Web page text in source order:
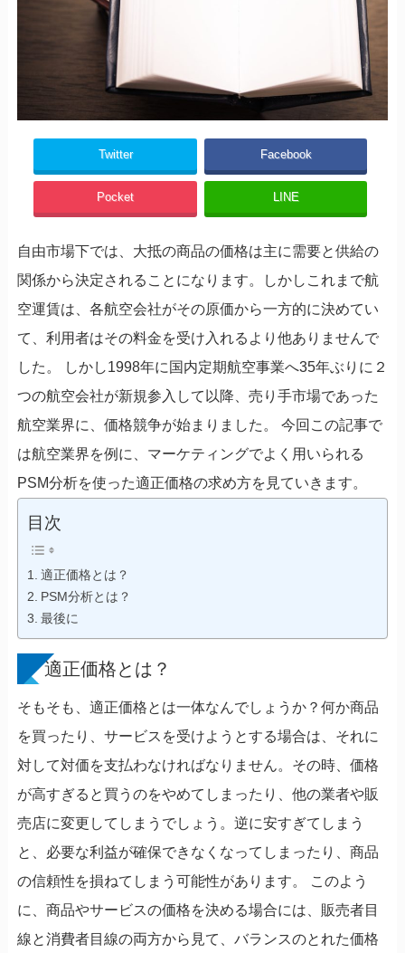
Twitter Facebook
Pocket LINE
自由市場下では、大抵の商品の価格は主に需要と供給の
関係から決定されることになります。しかしこれまで航
空運賃は、各航空会社がその原価から一方的に決めてい
て、利用者はその料金を受け入れるより他ありませんで
した。 しかし1998年に国内定期航空事業へ35年ぶりに２
つの航空会社が新規参入して以降、売り手市場であった
航空業界に、価格競争が始まりました。 今回この記事で
は航空業界を例に、マーケティングでよく用いられる
PSM分析を使った適正価格の求め方を見ていきます。
目次
適正価格とは？
PSM分析とは？
最後に
適正価格とは？
そもそも、適正価格とは一体なんでしょうか？何か商品
を買ったり、サービスを受けようとする場合は、それに
対して対価を支払わなければなりません。その時、価格
が高すぎると買うのをやめてしまったり、他の業者や販
売店に変更してしまうでしょう。逆に安すぎてしまう
と、必要な利益が確保できなくなってしまったり、商品
の信頼性を損ねてしまう可能性があります。 このよう
に、商品やサービスの価格を決める場合には、販売者目
線と消費者目線の両方から見て、バランスのとれた価格